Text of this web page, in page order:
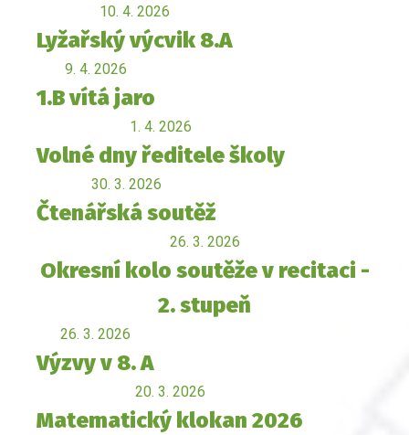
10. 4. 2026
Lyžařský výcvik 8.A
9. 4. 2026
1.B vítá jaro
1. 4. 2026
Volné dny ředitele školy
30. 3. 2026
Čtenářská soutěž
26. 3. 2026
Okresní kolo soutěže v recitaci -
2. stupeň
26. 3. 2026
Výzvy v 8. A
20. 3. 2026
Matematický klokan 2026